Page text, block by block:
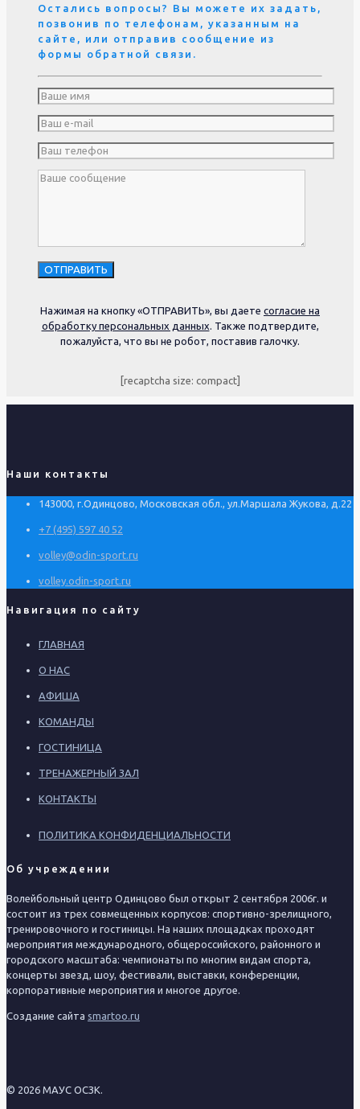
Остались вопросы? Вы можете их задать,
позвонив по телефонам, указанным на
сайте, или отправив сообщение из
формы обратной связи.
Нажимая на кнопку «ОТПРАВИТЬ», вы даете согласие на
обработку персональных данных . Также подтвердите,
пожалуйста, что вы не робот, поставив галочку.
[recaptcha size: compact]
Наши контакты
143000, г.Одинцово, Московская обл., ул.Маршала Жукова, д.22
+7 (495) 597 40 52
volley@odin-sport.ru
volley.odin-sport.ru
Навигация по сайту
ГЛАВНАЯ
О НАС
АФИША
КОМАНДЫ
ГОСТИНИЦА
ТРЕНАЖЕРНЫЙ ЗАЛ
КОНТАКТЫ
ПОЛИТИКА КОНФИДЕНЦИАЛЬНОСТИ
Об учреждении
Волейбольный центр Одинцово был открыт 2 сентября 2006г. и
состоит из трех совмещенных корпусов: спортивно-зрелищного,
тренировочного и гостиницы. На наших площадках проходят
мероприятия международного, общероссийского, районного и
городского масштаба: чемпионаты по многим видам спорта,
концерты звезд, шоу, фестивали, выставки, конференции,
корпоративные мероприятия и многое другое.
Создание сайта smartoo.ru
© 2026 МАУС ОСЗК.